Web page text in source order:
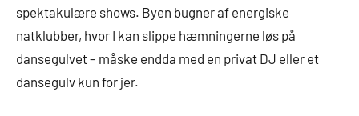
spektakulære shows. Byen bugner af energiske
natklubber, hvor I kan slippe hæmningerne løs på
dansegulvet – måske endda med en privat DJ eller et
dansegulv kun for jer.